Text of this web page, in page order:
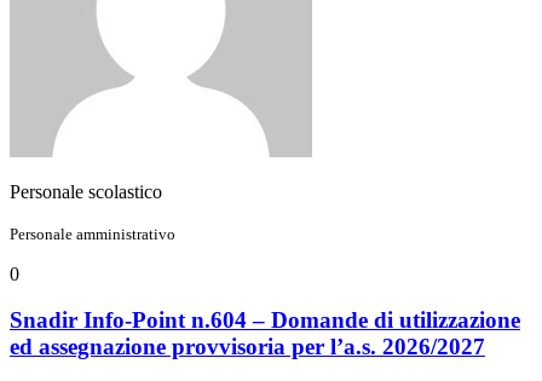
Personale scolastico
Personale amministrativo
0
Snadir Info-Point n.604 – Domande di utilizzazione
ed assegnazione provvisoria per l’a.s. 2026/2027